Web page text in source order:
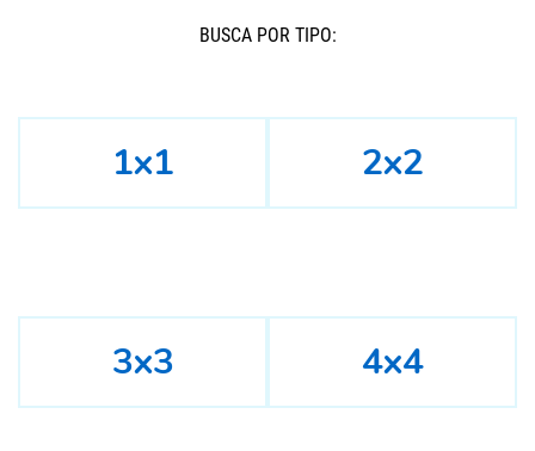
BUSCÁ POR TIPO:
1x1 2x2
3x3 4x4